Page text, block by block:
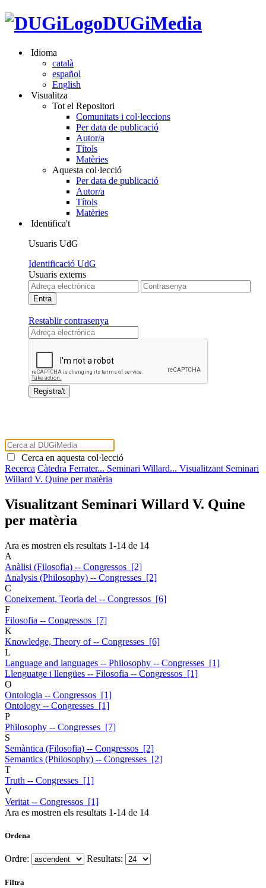
DUGiMedia
Idioma
català
español
English
Visualitza
Tot el Repositori
Comunitats i col·leccions
Per data de publicació
Autor/a
Títols
Matèries
Aquesta col·lecció
Per data de publicació
Autor/a
Títols
Matèries
Identifica't
Usuaris UdG
Identificació UdG
Usuaris externs
Restablir contrasenya
Cerca en aquesta col·lecció
Recerca Càtedra Ferrater... Seminari Willard... Visualitzant Seminari
Willard V. Quine per matèria
Visualitzant Seminari Willard V. Quine
per matèria
Ara es mostren els resultats 1-14 de 14
A
Anàlisi (Filosofia) -- Congressos [2]
Analysis (Philosophy) -- Congresses [2]
C
Coneixement, Teoria del -- Congressos [6]
F
Filosofia -- Congressos [7]
K
Knowledge, Theory of -- Congresses [6]
L
Language and languages -- Philosophy -- Congresses [1]
Llenguatge i llengües -- Filosofia -- Congressos [1]
O
Ontologia -- Congressos [1]
Ontology -- Congresses [1]
P
Philosophy -- Congresses [7]
S
Semàntica (Filosofia) -- Congressos [2]
Semantics (Philosophy) -- Congresses [2]
T
Truth -- Congresses [1]
V
Veritat -- Congressos [1]
Ara es mostren els resultats 1-14 de 14
Ordena
Ordre: Resultats:
Filtra